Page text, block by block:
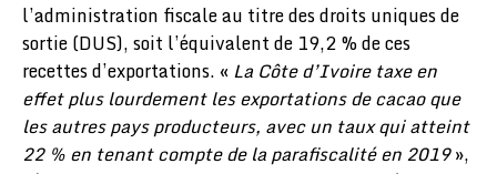
l’administration fiscale au titre des droits uniques de
sortie (DUS), soit l’équivalent de 19,2 % de ces
recettes d’exportations. « La Côte d’Ivoire taxe en
effet plus lourdement les exportations de cacao que
les autres pays producteurs, avec un taux qui atteint
22 % en tenant compte de la parafiscalité en 2019»,